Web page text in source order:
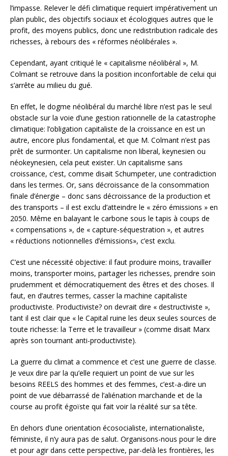
l’impasse. Relever le défi climatique requiert impérativement un
plan public, des objectifs sociaux et écologiques autres que le
profit, des moyens publics, donc une redistribution radicale des
richesses, à rebours des « réformes néolibérales ».
Cependant, ayant critiqué le « capitalisme néolibéral », M.
Colmant se retrouve dans la position inconfortable de celui qui
s’arrête au milieu du gué.
En effet, le dogme néolibéral du marché libre n’est pas le seul
obstacle sur la voie d’une gestion rationnelle de la catastrophe
climatique: l’obligation capitaliste de la croissance en est un
autre, encore plus fondamental, et que M. Colmant n’est pas
prêt de surmonter. Un capitalisme non liberal, keynesien ou
néokeynesien, cela peut exister. Un capitalisme sans
croissance, c’est, comme disait Schumpeter, une contradiction
dans les termes. Or, sans décroissance de la consommation
finale d’énergie – donc sans décroissance de la production et
des transports – il est exclu d’atteindre le « zéro émissions » en
2050. Même en balayant le carbone sous le tapis à coups de
« compensations », de « capture-séquestration », et autres
« réductions notionnelles d’émissions», c’est exclu.
C’est une nécessité objective: il faut produire moins, travailler
moins, transporter moins, partager les richesses, prendre soin
prudemment et démocratiquement des êtres et des choses. Il
faut, en d’autres termes, casser la machine capitaliste
productiviste. Productiviste? on devrait dire « destructiviste »,
tant il est clair que « le Capital ruine les deux seules sources de
toute richesse: la Terre et le travailleur » (comme disait Marx
après son tournant anti-productiviste).
La guerre du climat a commence et c’est une guerre de classe.
Je veux dire par la qu’elle requiert un point de vue sur les
besoins REELS des hommes et des femmes, c’est-a-dire un
point de vue débarrassé de l’aliénation marchande et de la
course au profit égoïste qui fait voir la réalité sur sa tête.
En dehors d’une orientation écosocialiste, internationaliste,
féministe, il n’y aura pas de salut. Organisons-nous pour le dire
et pour agir dans cette perspective, par-delà les frontières, les